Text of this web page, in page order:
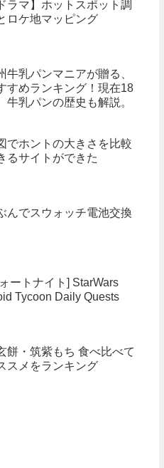
ラマ】ホットスポット調
ロケ地マッピング
牛乳パンマニアが贈る、
すめランキング！現在18
牛乳パンの歴史も解説。
でホントの大きさを比較
るサイトができた
んでスウォッチ電池交換
ートナイト] StarWars
Tycoon Daily Quests
餅・筑紫もち 食べ比べて
スメをランキング